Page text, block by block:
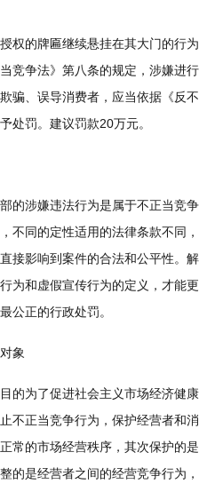
的牌匾继续悬挂在其大门的行为
竞争法》第八条的规定，涉嫌进行
骗、误导消费者，应当依据《反不
处罚。建议罚款20万元。
涉嫌违法行为是属于不正当竞争
不同的定性适用的法律条款不同，
接影响到案件的合法和公平性。解
为和虚假宣传行为的定义，才能更
公正的行政处罚。
象
为了促进社会主义市场经济健康
不正当竞争行为，保护经营者和消
常的市场经营秩序，其次保护的是
的是经营者之间的经营竞争行为，